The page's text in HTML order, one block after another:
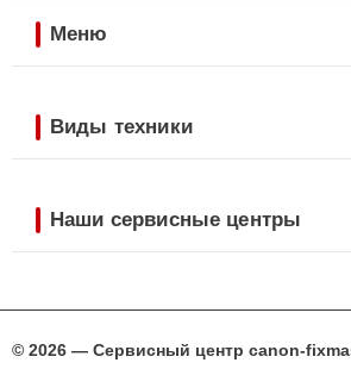
Меню
Виды техники
Наши сервисные центры
© 2026 — Сервисный центр canon-